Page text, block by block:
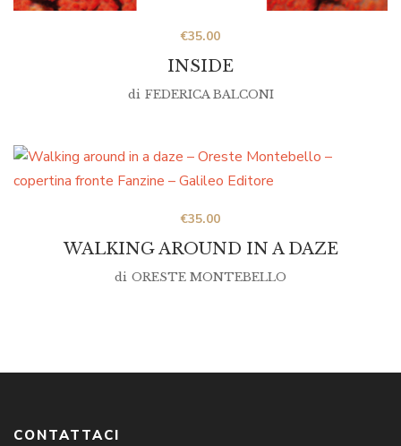
INSIDE
€35.00
di FEDERICA BALCONI
WALKING AROUND IN A DAZE
€35.00
di ORESTE MONTEBELLO
CONTATTACI